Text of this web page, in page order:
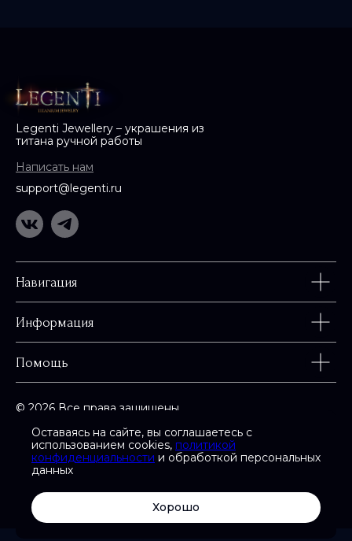
Оставаясь на сайте, вы соглашаетесь с
использованием cookies, политикой
конфиденциальности и обработкой персональных
данных
Хорошо
Legenti Jewellery – украшения из
титана ручной работы
Написать нам
support@legenti.ru
Навигация
Информация
Помощь
© 2026 Все права защищены
Карта сайта
Сайт разработан в